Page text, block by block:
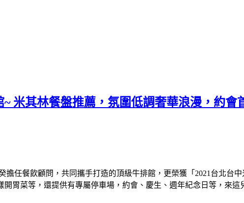
米其林餐盤推薦，氛圍低調奢華浪漫，約會
擔任餐飲顧問，共同攜手打造的頂級牛排館，更榮獲「2021台北台
胃菜等，還提供有專屬停車場，約會、慶生、週年紀念日等，來這